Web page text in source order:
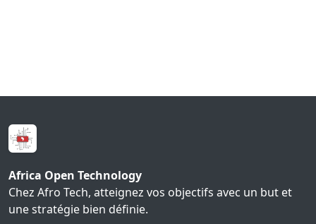
Africa Open Technology
Chez Afro Tech, atteignez vos objectifs avec un but et
une stratégie bien définie.